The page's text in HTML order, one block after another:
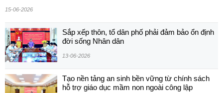
15-06-2026
Sắp xếp thôn, tổ dân phố phải đảm bảo ổn định
đời sống Nhân dân
13-06-2026
Tạo nền tảng an sinh bền vững từ chính sách
hỗ trợ giáo dục mầm non ngoài công lập